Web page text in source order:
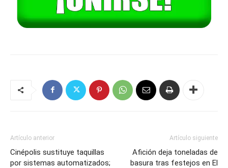
Artículo anterior
Cinépolis sustituye taquillas
por sistemas automatizados;
Artículo siguiente
Afición deja toneladas de
basura tras festejos en El